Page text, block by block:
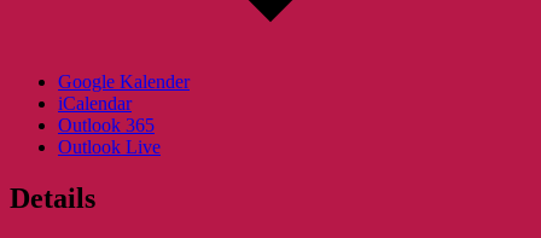
Google Kalender
iCalendar
Outlook 365
Outlook Live
Details